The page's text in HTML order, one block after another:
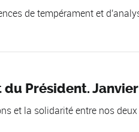
de tempérament et
du Président.
et la solidarité entre nos